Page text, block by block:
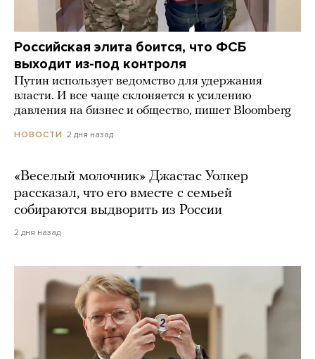
Российская элита боится, что ФСБ
выходит из-под контроля
Путин использует ведомство для удержания
власти. И все чаще склоняется к усилению
давления на бизнес и общество, пишет Bloomberg
НОВОСТИ 2 дня назад
«Веселый молочник» Джастас Уолкер
рассказал, что его вместе с семьей
собираются выдворить из России
2 дня назад